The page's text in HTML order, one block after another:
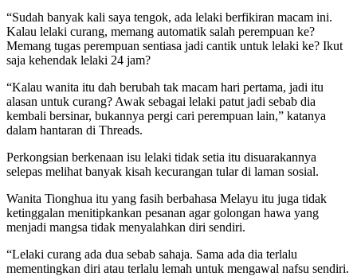
“Sudah banyak kali saya tengok, ada lelaki berfikiran macam ini.
Kalau lelaki curang, memang automatik salah perempuan ke?
Memang tugas perempuan sentiasa jadi cantik untuk lelaki ke? Ikut
saja kehendak lelaki 24 jam?
“Kalau wanita itu dah berubah tak macam hari pertama, jadi itu
alasan untuk curang? Awak sebagai lelaki patut jadi sebab dia
kembali bersinar, bukannya pergi cari perempuan lain,” katanya
dalam hantaran di Threads.
Perkongsian berkenaan isu lelaki tidak setia itu disuarakannya
selepas melihat banyak kisah kecurangan tular di laman sosial.
Wanita Tionghua itu yang fasih berbahasa Melayu itu juga tidak
ketinggalan menitipkankan pesanan agar golongan hawa yang
menjadi mangsa tidak menyalahkan diri sendiri.
“Lelaki curang ada dua sebab sahaja. Sama ada dia terlalu
mementingkan diri atau terlalu lemah untuk mengawal nafsu sendiri.